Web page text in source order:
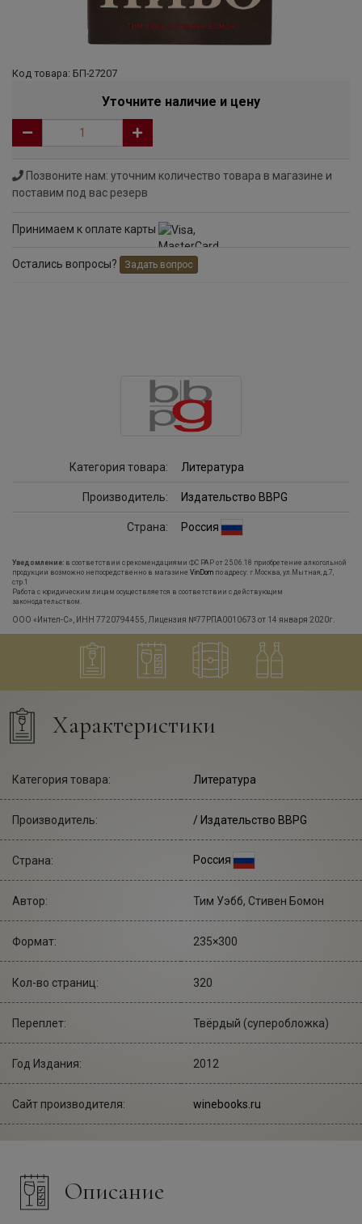
Код товара: БП-27207
Уточните наличие и цену
Позвоните нам: уточним количество товара в магазине и
поставим под вас резерв
Принимаем к оплате карты
Остались вопросы? Задать вопрос
Категория товара: Литература
Производитель: Издательство BBPG
Страна: Россия
Уведомление: в соответствии с рекомендациями ФС РАР от 25.06.18 приобретение алкогольной
продукции возможно непосредственно в магазине VinDom по адресу: г.Москва, ул.Мытная, д.7,
стр.1
Работа с юридическим лицам осуществляется в соответствии с действующим
законодательством.
ООО «Интел-С», ИНН 7720794455, Лицензия №77РПА0010673 от 14 января 2020г.
Характеристики
Категория товара: Литература
Производитель: / Издательство BBPG
Страна: Россия
Автор: Тим Уэбб, Стивен Бомон
Формат: 235×300
Кол-во страниц: 320
Переплет: Твёрдый (суперобложка)
Год Издания: 2012
Сайт производителя: winebooks.ru
Описание